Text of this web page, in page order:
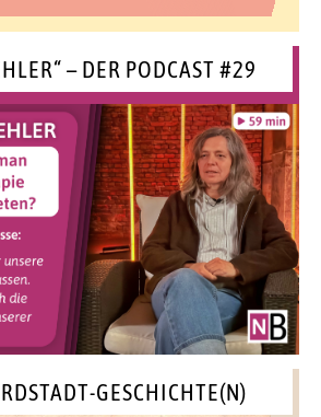
– DER PODCAST #29
GESCHICHTE(N)